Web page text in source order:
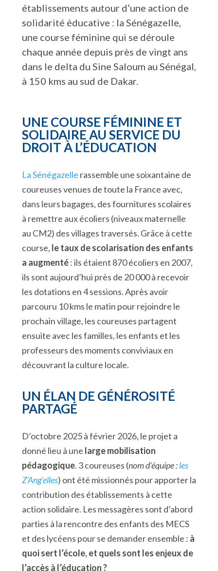
établissements autour d’une action de
solidarité éducative : la Sénégazelle,
une course féminine qui se déroule
chaque année depuis près de vingt ans
dans le delta du Sine Saloum au Sénégal,
à 150 kms au sud de Dakar.
UNE COURSE FÉMININE ET
SOLIDAIRE AU SERVICE DU
DROIT À L’ÉDUCATION
La Sénégazelle rassemble une soixantaine de
coureuses venues de toute la France avec,
dans leurs bagages, des fournitures scolaires
à remettre aux écoliers (niveaux maternelle
au CM2) des villages traversés. Grâce à cette
course, le taux de scolarisation des enfants
a augmenté: ils étaient 870 écoliers en 2007,
ils sont aujourd’hui près de 20 000 à recevoir
les dotations en 4 sessions. Après avoir
parcouru 10 kms le matin pour rejoindre le
prochain village, les coureuses partagent
ensuite avec les familles, les enfants et les
professeurs des moments conviviaux en
découvrant la culture locale.
UN ÉLAN DE GÉNÉROSITÉ
PARTAGÉ
D’octobre 2025 à février 2026, le projet a
donné lieu à une large mobilisation
pédagogique. 3 coureuses (nom d’équipe :les
Z’Ang’elles) ont été missionnés pour apporter la
contribution des établissements à cette
action solidaire. Les messagères sont d’abord
parties à la rencontre des enfants des MECS
et des lycéens pour se demander ensemble : à
quoi sert l’école, et quels sont les enjeux de
l’accès à l’éducation ?